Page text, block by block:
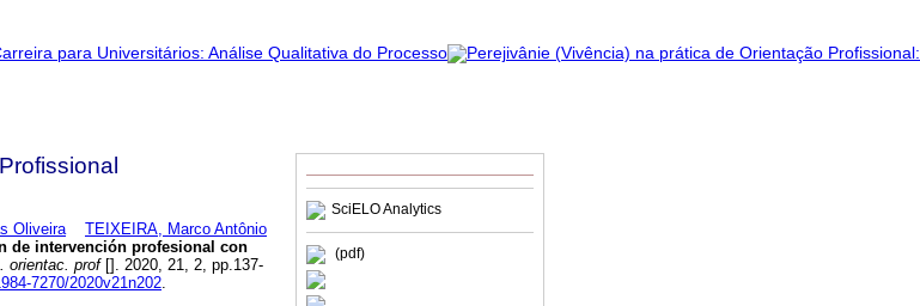
SciELO Analytics
(pdf)
Oliveira
TEIXEIRA, Marco Antônio
de intervención profesional con
orientac. prof[]. 2020, 21, 2, pp.137-
7270/2020v21n202